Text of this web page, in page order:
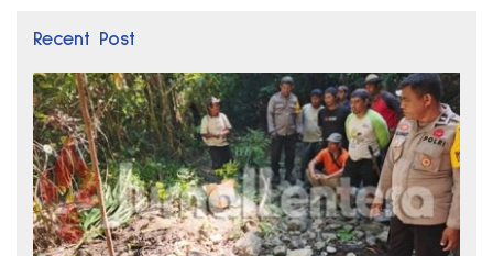
Recent Post